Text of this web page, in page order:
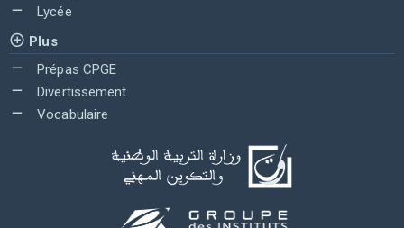
Lycée
Plus
Prépas CPGE
Divertissement
Vocabulaire